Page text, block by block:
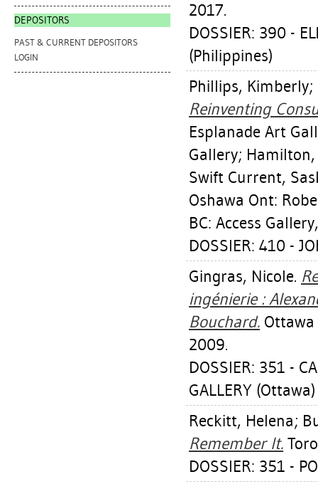
DEPOSITORS
PAST & CURRENT DEPOSITORS
LOGIN
2017.
DOSSIER: 390 -
(Philippines)
Phillips, Kimberly;
Reinventing
Esplanade Art
Gallery;
Swift Current,
Oshawa Ont:
BC: Access
DOSSIER: 410 -
Gingras, Nicole.
ingénierie :
Bouchard.
2009.
DOSSIER: 351 -
GALLERY (Ottawa)
Reckitt, Helena;
Remember It.
DOSSIER: 351 -